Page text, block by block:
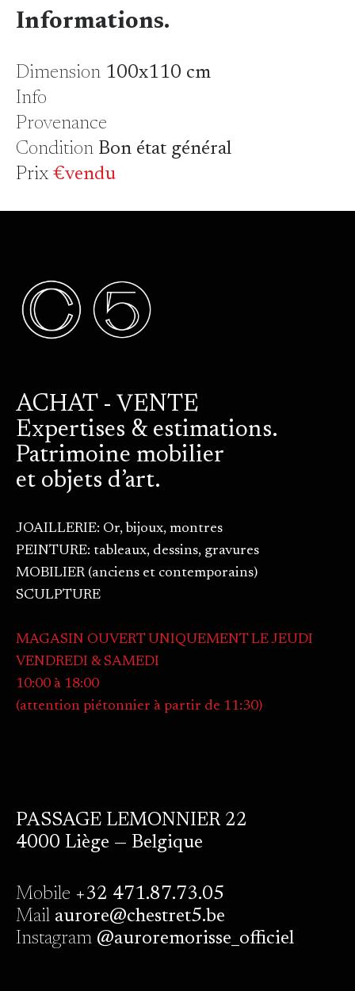
Informations.
Dimension100x110 cm
Info
Provenance
Condition Bon état général
Prix€vendu
ACHAT - VENTE
Expertises & estimations.
Patrimoine mobilier
et objets d’art.
JOAILLERIE: Or, bijoux, montres
PEINTURE: tableaux, dessins, gravures
MOBILIER (anciens et contemporains)
SCULPTURE
MAGASIN OUVERT UNIQUEMENT LE JEUDI
VENDREDI & SAMEDI
10:00 à 18:00
(attention piétonnier à partir de 11:30)
PASSAGE LEMONNIER 22
4000 Liège — Belgique
Mobile +32 471.87.73.05
Mailaurore@chestret5.be
Instagram@auroremorisse_officiel